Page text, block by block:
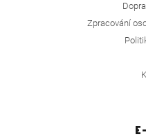
Zpracování